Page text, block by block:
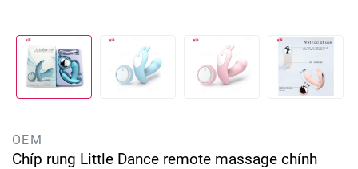
OEM
Chíp rung Little Dance remote massage chính